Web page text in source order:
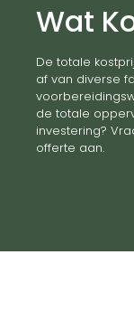
Wat
De totale
af van diverse
de totale
investering?
offerte aan.